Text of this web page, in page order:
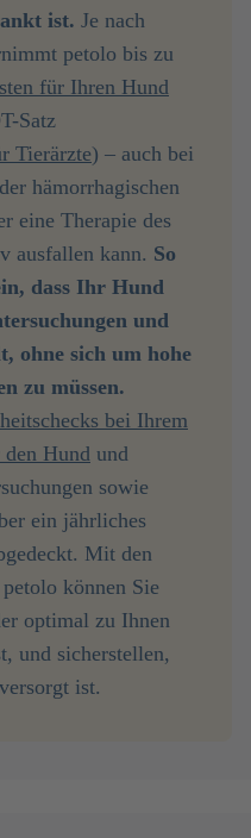
ist. Je nach
petolo bis zu
für Ihren Hund
Satz
Tierärzte) – auch bei
hämorrhagischen
eine Therapie des
ausfallen kann. So
dass Ihr Hund
und
ohne sich um hohe
zu müssen.
bei Ihrem
Hund und
sowie
ein jährliches
Mit den
können Sie
optimal zu Ihnen
und sicherstellen,
ist.